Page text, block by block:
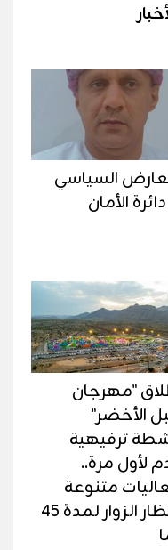
السياسي
الأمان
"مهرجان
الأخضر"
ترفيهية
لأول مرة..
متنوعة
بانتظار الزوار لمدة 45